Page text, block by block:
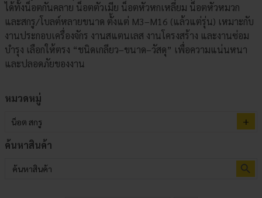
ติดต่อเรา
เกี่ยวกับเรา
ได้ทั้งน็อตกันคลาย น็อตตัวเมีย น็อตหัวหกเหลี่ยม น็อตหัวหมวก
และสกรู/โบลต์หลายขนาด ตั้งแต่ M3–M16 (แล้วแต่รุ่น) เหมาะกับ
งานประกอบเครื่องจักร งานสแตนเลส งานโครงสร้าง และงานซ่อม
บำรุง เลือกให้ตรง “ชนิดเกลียว–ขนาด–วัสดุ” เพื่อความแน่นหนา
และปลอดภัยของงาน
หมวดหมู่
น็อต สกรู
ค้นหาสินค้า
Search
for: